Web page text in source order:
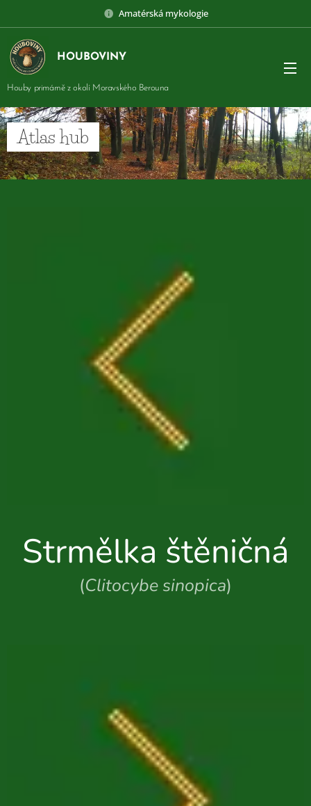
Amatérská mykologie
HOUBOVINY
Houby primárně z okolí Moravského Berouna
Atlas hub
Strmělka štěničná
(Clitocybe sinopica)